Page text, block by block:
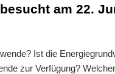
am 22.
Ist die
zur Verfügung?